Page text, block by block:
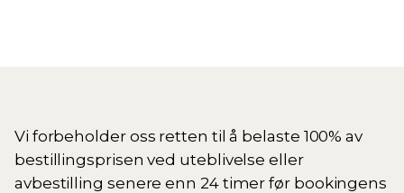
Vi forbeholder oss retten til å belaste 100% av
bestillingsprisen ved uteblivelse eller
avbestilling senere enn 24 timer før bookingens